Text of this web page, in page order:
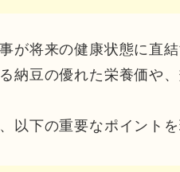
が将来の健康状態に直
納豆の優れた栄養価や
以下の重要なポイント